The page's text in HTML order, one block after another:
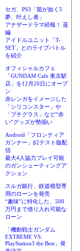
セガ、PS3「龍が如く5
夢、叶えし者」
アナザードラマ続報！ 遥
編
アイドルユニット「T-
SET」とのライブバトル
を紹介
オフィシャルカフェ
「GUNDAM Cafe 東京駅
店」を12月20日にオープ
ン
赤レンガをイメージした
「シリコンスター」や
「プチグラス」など“赤
い”グッズが勢揃い
Android「フロンティア
ガンナー」β2テスト版配
信
最大4人協力プレイ可能
のガンシューティングア
クション
スルガ銀行、鉄道模型専
用のローンを発売
“趣味”に特化した、500
万円まで借り入れ可能な
ローン
「機動戦士ガンダム
EXTREME VS.
PlayStation3 the Best」発